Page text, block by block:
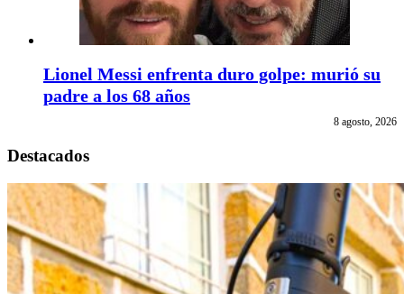
Lionel Messi enfrenta duro golpe: murió su
padre a los 68 años
8 agosto, 2026
Destacados